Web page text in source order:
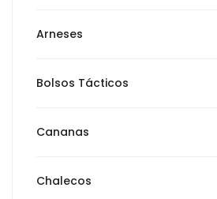
Arneses
Bolsos Tácticos
Cananas
Chalecos